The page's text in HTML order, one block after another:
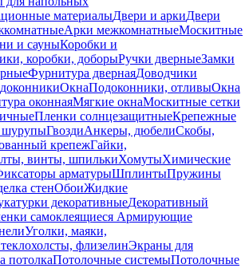
материалыДвери и аркиДвери
Арки межкомнатныеМоскитные
и сауныКоробки и
коробки, доборыРучки дверныеЗамки
Фурнитура двернаяДоводчики
ОкнаПодоконники, отливыОкна
оконнаяМягкие окнаМоскитные сетки
Пленки солнцезащитныеКрепежные
шурупыГвоздиАнкеры, дюбелиСкобы,
крепежГайки,
винты, шпилькиХомутыХимические
арматурыШплинтыПружины
стенОбоиЖидкие
декоративныеДекоративный
самоклеящиеся Армирующие
Уголки, маяки,
флизелинЭкраны для
потолкаПотолочные системыПотолочные